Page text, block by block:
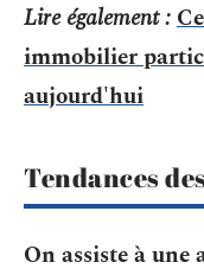
Lire également :
immobilier
aujourd'hui
Tendances
On assiste à une